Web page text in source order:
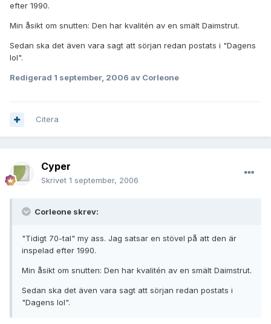
efter 1990.
Min åsikt om snutten: Den har kvalitén av en smält Daimstrut.
Sedan ska det även vara sagt att sörjan redan postats i "Dagens
lol".
Redigerad 1 september, 2006 av Corleone
Citera
Cyper
Skrivet 1 september, 2006
Corleone skrev:
"Tidigt 70-tal" my ass. Jag satsar en stövel på att den är
inspelad efter 1990.
Min åsikt om snutten: Den har kvalitén av en smält Daimstrut.
Sedan ska det även vara sagt att sörjan redan postats i
"Dagens lol".